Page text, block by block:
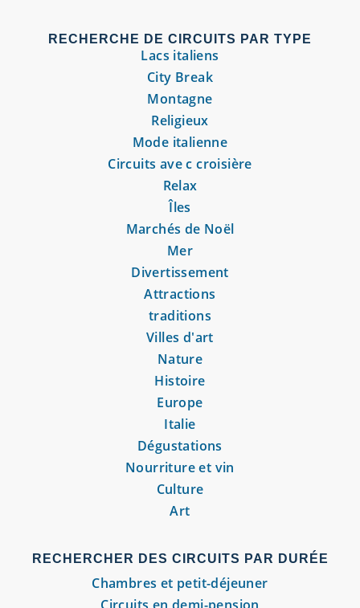
RECHERCHE DE CIRCUITS PAR TYPE
Lacs italiens
City Break
Montagne
Religieux
Mode italienne
Circuits ave c croisière
Relax
Îles
Marchés de Noël
Mer
Divertissement
Attractions
traditions
Villes d'art
Nature
Histoire
Europe
Italie
Dégustations
Nourriture et vin
Culture
Art
RECHERCHER DES CIRCUITS PAR DURÉE
Chambres et petit-déjeuner